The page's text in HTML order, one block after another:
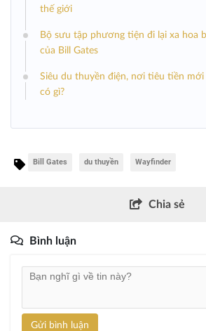
thế giới
Bộ sưu tập phương tiện đi lại xa hoa
của Bill Gates
Siêu du thuyền điện, nơi tiêu tiền mới
có gì?
Bill Gates du thuyền Wayfinder
Chia sẻ
Bình luận
Gửi bình luận